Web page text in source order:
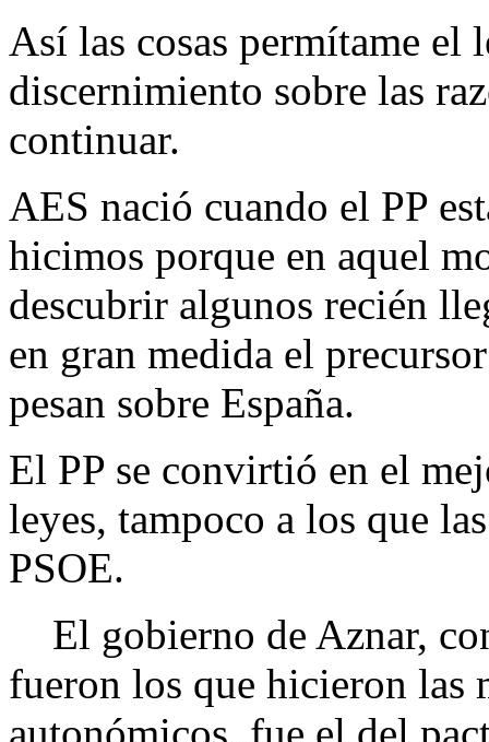
Así las cosas permítame
discernimiento sobre las
continuar.
AES nació cuando el PP
hicimos porque en aquel
descubrir algunos recién
en gran medida el
pesan sobre España.
El PP se convirtió en el
leyes, tampoco a los que
PSOE.
El gobierno de Aznar,
fueron los que hicieron las